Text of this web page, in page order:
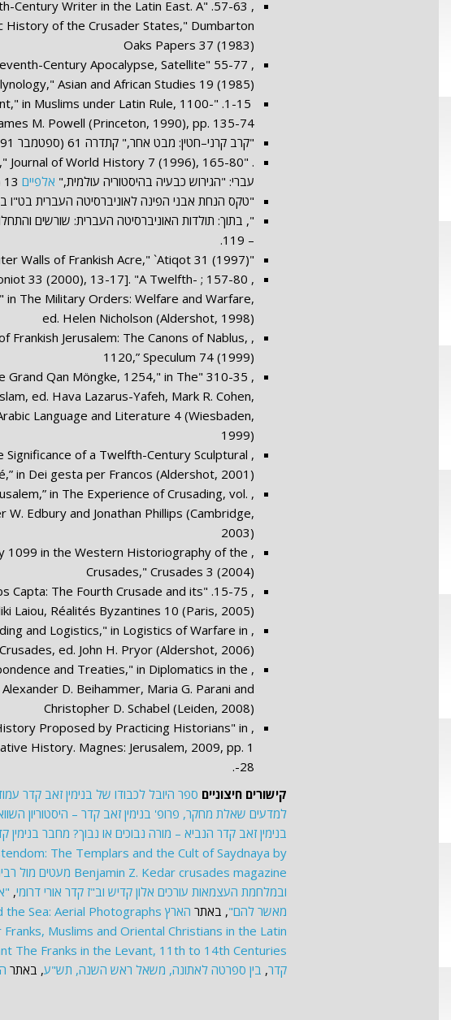
Century Writer in the Latin East. A
of the Crusader States," Dumbarton
Oaks Papers 37 (1983)
Seventh-Century Apocalypse, Satellite
Asian and African Studies 19 (1985),
in Muslims under Latin Rule, 1100-
M. Powell (Princeton, 1990), pp. 135-74
"קרב קרני–חטין: מבט אחר," קתדרה 61 (ספטמבר 1991), 95 – 112
עברי: "הגירוש כבעיה בהיסטוריה עולמית," אלפיים
"טקס הנחת אבני הפינה לאוניברסיטה העברית בט"ו באב תרע"ח
– 119.
"The Outer Walls of Frankish Acre," `Atiqot 31 (1997)
33 (2000), 13-17]. "A Twelfth-
The Military Orders: Welfare and Warfare,
ed. Helen Nicholson (Aldershot, 1998)
Frankish Jerusalem: The Canons of Nablus,
1120,” Speculum 74 (1999)
Grand Qan Möngke, 1254," in The
ed. Hava Lazarus-Yafeh, Mark R. Cohen,
Language and Literature 4 (Wiesbaden,
1999)
Significance of a Twelfth-Century Sculptural
in Dei gesta per Francos (Aldershot, 2001)
in The Experience of Crusading, vol.
Edbury and Jonathan Phillips (Cambridge,
2003)
1099 in the Western Historiography of the
Crusades," Crusades 3 (2004)
Capta: The Fourth Crusade and its
Laiou, Réalités Byzantines 10 (Paris, 2005)
and Logistics," in Logistics of Warfare in
ed. John H. Pryor (Aldershot, 2006)
and Treaties," in Diplomatics in the
D. Beihammer, Maria G. Parani and
Christopher D. Schabel (Leiden, 2008)
Proposed by Practicing Historians" in
History. Magnes: Jerusalem, 2009, pp. 1
-28.
קישורים חיצוניים ספר היובל לכבודו של בנימין זאב קדר
למדעים שאלת מחקר, פרופ' בנימין זאב קדר – היסטוריון
בנימין זאב קדר הנביא – מורה נבוכים או נבוך? מחבר בנימין
The Templars and the Cult of Saydnaya by
Benjamin Z. Kedar crusades magazine
מעטים מול
ובמלחמת העצמאות עורכים אלון קדיש וב"ז קדר אורי דרומי,
מאשר להם", באתר הארץ the Sea: Aerial Photographs
Franks, Muslims and Oriental Christians in the Latin
The Franks in the Levant, 11th to 14th Centuries
קדר, בין ספרטה לאתונה, משאל ראש השנה, תש"ע, באתר